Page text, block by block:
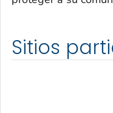
Sitios